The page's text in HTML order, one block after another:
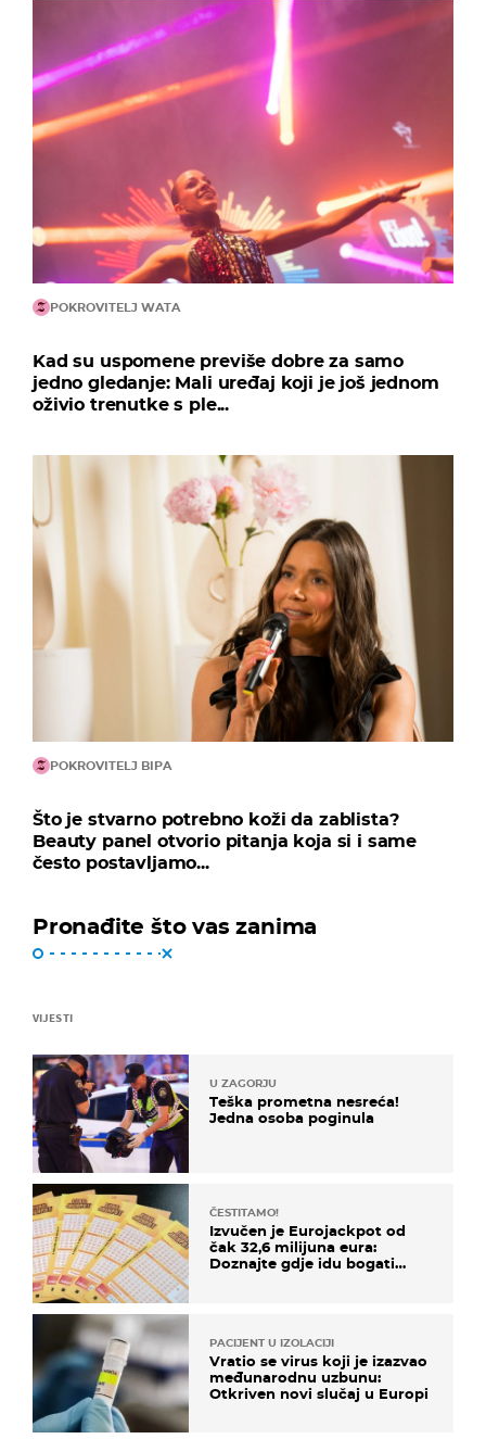
POKROVITELJ WATA
Kad su uspomene previše dobre za samo
jedno gledanje: Mali uređaj koji je još jednom
oživio trenutke s ple...
POKROVITELJ BIPA
Što je stvarno potrebno koži da zablista?
Beauty panel otvorio pitanja koja si i same
često postavljamo...
Pronađite što vas zanima
VIJESTI
U ZAGORJU
Teška prometna nesreća!
Jedna osoba poginula
ČESTITAMO!
Izvučen je Eurojackpot od
čak 32,6 milijuna eura:
Doznajte gdje idu bogati
PACIJENT U IZOLACIJI
Vratio se virus koji je izazvao
međunarodnu uzbunu:
Otkriven novi slučaj u Europi